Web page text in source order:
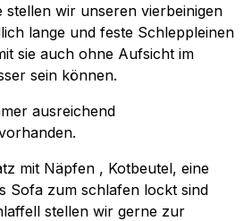
stellen wir unseren vierbeinigen
lange und feste Schleppleinen
sie auch ohne Aufsicht im
sein können.
ausreichend
mit Näpfen , Kotbeutel, eine
Sofa zum schlafen lockt sind
stellen wir gerne zur